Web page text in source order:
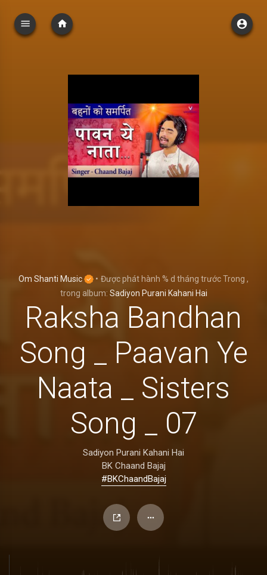
Om Shanti Music • Được phát hành % d tháng trướcTrong ,
trong album: Sadiyon Purani Kahani Hai
Raksha Bandhan
Song _ Paavan Ye
Naata _ Sisters
Song _ 07
Sadiyon Purani Kahani Hai
BK Chaand Bajaj
#BKChaandBajaj